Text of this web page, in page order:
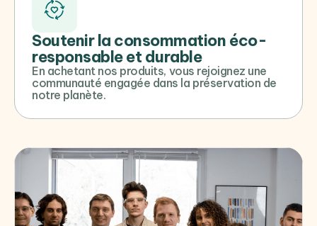
Soutenir la consommation éco-
responsable et durable
En achetant nos produits, vous rejoignez une
communauté engagée dans la préservation de
notre planète.